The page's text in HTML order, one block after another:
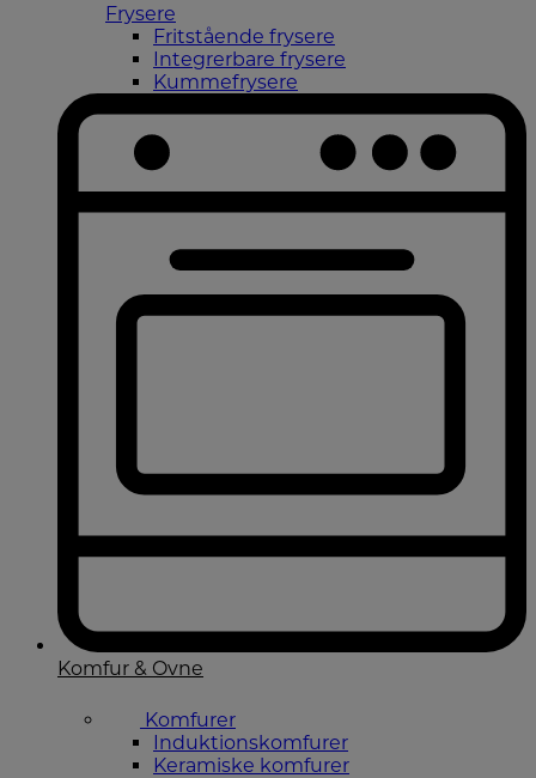
Frysere
Fritstående frysere
Integrerbare frysere
Kummefrysere
Komfur & Ovne
Komfurer
Induktionskomfurer
Keramiske komfurer